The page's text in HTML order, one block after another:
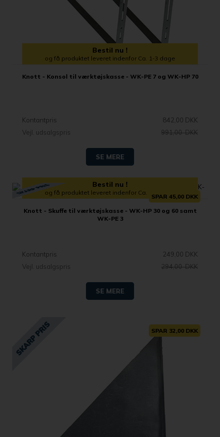
Bestil nu !
og få produktet leveret indenfor Ca. 1-3 dage
Knott - Konsol til værktøjskasse - WK-PE 7 og WK-HP 70
Kontantpris
842,00 DKK
Vejl. udsalgspris
991,00 DKK
SE MERE
SPAR 45,00 DKK
Bestil nu !
og få produktet leveret indenfor Ca. 1-3 dage
Knott - Skuffe til værktøjskasse - WK-HP 30 og 60 samt
WK-PE 3
Kontantpris
249,00 DKK
Vejl. udsalgspris
294,00 DKK
SE MERE
SPAR 32,00 DKK